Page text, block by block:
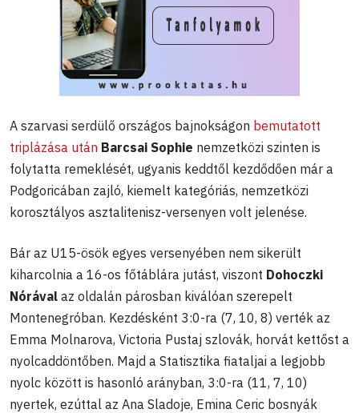
A szarvasi serdülő országos bajnokságon bemutatott
triplázása után Barcsai Sophie nemzetközi szinten is
folytatta remeklését, ugyanis keddtől kezdődően már a
Podgoricában zajló, kiemelt kategóriás, nemzetközi
korosztályos asztalitenisz-versenyen volt jelenése.
Bár az U15-ösök egyes versenyében nem sikerült
kiharcolnia a 16-os főtáblára jutást, viszont Dohoczki
Nórával az oldalán párosban kiválóan szerepelt
Montenegróban. Kezdésként 3:0-ra (7, 10, 8) verték az
Emma Molnarova, Victoria Pustaj szlovák, horvát kettőst a
nyolcaddöntőben. Majd a Statisztika fiataljai a legjobb
nyolc között is hasonló arányban, 3:0-ra (11, 7, 10)
nyertek, ezúttal az Ana Sladoje, Emina Ceric bosnyák